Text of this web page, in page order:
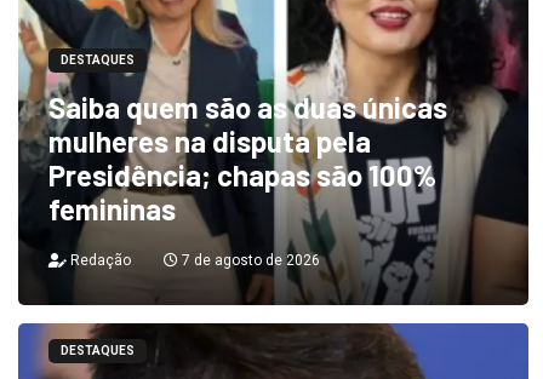
DESTAQUES
Saiba quem são as duas únicas
mulheres na disputa pela
Presidência; chapas são 100%
femininas
Redação 7 de agosto de 2026
DESTAQUES